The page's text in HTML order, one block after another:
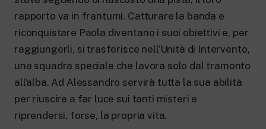
rapporto va in frantumi. Catturare la banda e
riconquistare Paola diventano i suoi obiettivi e, per
raggiungerli, si trasferisce nell’Unità di Intervento,
una squadra speciale che lavora solo dal tramonto
all’alba. Ad Alessandro servirà tutta la sua abilità
per riuscire a far luce sui tanti misteri e
riprendersi, forse, la propria vita.